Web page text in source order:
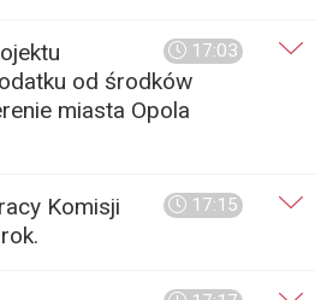
17:03
od środków
miasta Opola
17:15
Komisji